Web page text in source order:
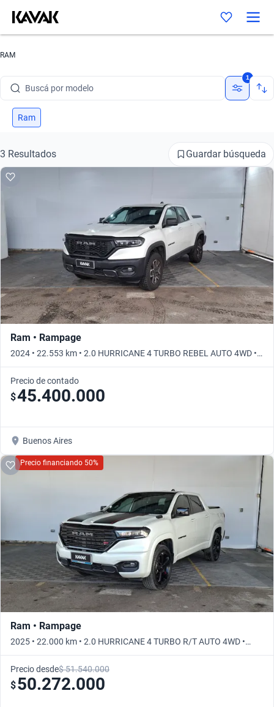
RAM
Buscá por modelo
Buscá por versión
Buscá por marca
Buscá por versión
Buscá por año
1
Ram
3 Resultados Guardar búsqueda
Ram • Rampage
2024 • 22.553 km • 2.0 HURRICANE 4 TURBO REBEL AUTO 4WD •
Automático
Precio de contado
$45.400.000
Buenos Aires
Precio financiando 50%
Ram • Rampage
2025 • 22.000 km • 2.0 HURRICANE 4 TURBO R/T AUTO 4WD •
Automático
Precio desde$ 51.540.000
$50.272.000